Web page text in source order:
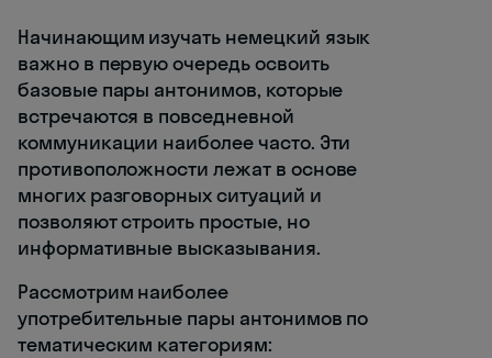
Начинающим изучать немецкий язык
важно в первую очередь освоить
базовые пары антонимов, которые
встречаются в повседневной
коммуникации наиболее часто. Эти
противоположности лежат в основе
многих разговорных ситуаций и
позволяют строить простые, но
информативные высказывания.
Рассмотрим наиболее
употребительные пары антонимов по
тематическим категориям: